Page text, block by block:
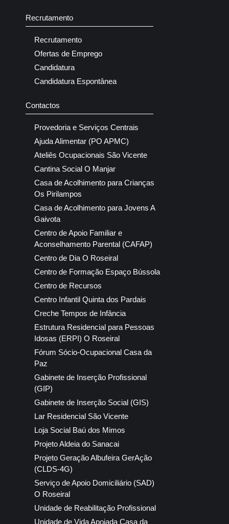
Recrutamento
Recrutamento
Ofertas de Emprego
Candidatura
Candidatura Espontânea
Contactos
Provedoria e Serviços Centrais
Ajuda Alimentar (PO APMC)
Ateliês Ocupacionais São Vicente
Cantina Social O Manjar
Casa de Acolhimento para Crianças
Os Pirilampos
Casa de Acolhimento para Jovens A
Gaivota
Centro de Apoio Familiar e
Aconselhamento Parental (CAFAP)
Centro de Dia O Roseiral
Centro de Formação Espaço Bússola
Centro de Recursos
Centro Infantil Quinta dos Pardais
Creche Tempos de Infância
Estrutura Residencial para Pessoas
Idosas (ERPI) O Roseiral
Fórum Sócio-Ocupacional Casa da
Paz
Gabinete de Inserção Profissional
(GIP)
Gabinete de Inserção Social (GIS)
Lar Residencial São Vicente
Loja Social Baú dos Mimos
Projeto Aldeia do Sanacai
Projeto Geração Albufeira GerAção
(CLDS-4G)
Serviço de Apoio Domiciliário (SAD)
O Roseiral
Unidade de Reabilitação Profissional
Unidade de Vida Apoiada Casa da